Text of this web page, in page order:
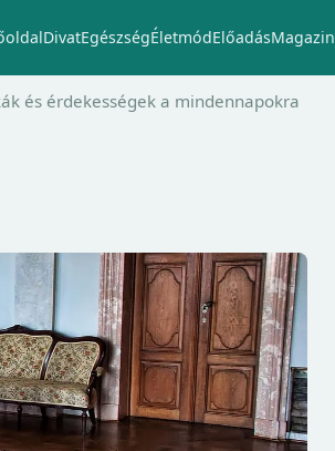
DivatEgészségÉletmódElőadásMagazin
és érdekességek a mindennapokra